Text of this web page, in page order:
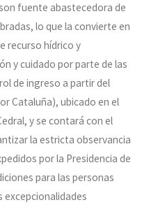
fuente abastecedora de
lo que la convierte en
recurso hídrico y
y cuidado por parte de las
de ingreso a partir del
Cataluña), ubicado en el
y se contará con el
la estricta observancia
por la Presidencia de
para las personas
excepcionalidades